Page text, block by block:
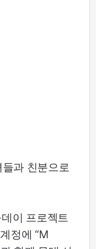
과 친분으로
이 프로젝트
정에 “M